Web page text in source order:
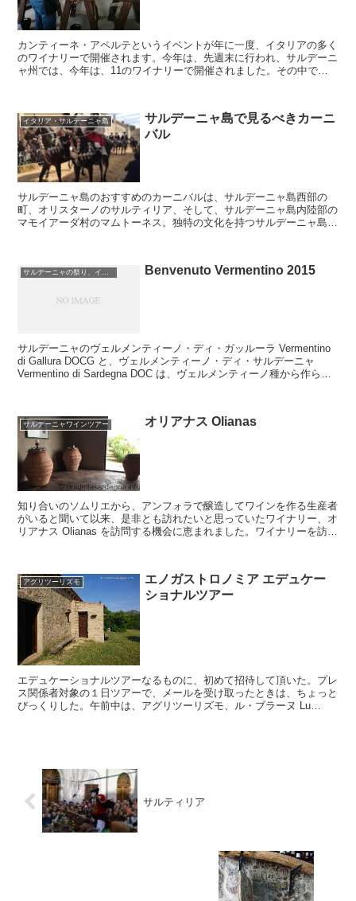
カンティーネ・アペルテというイベントが年に一度、イタリアの多く
のワイナリーで開催されます。今年は、先週末に行われ、サルデーニ
ャ州では、今年は、11のワイナリーで開催されました。その中で、
イタリア・サルデーニャ島
サルデーニャ島で見るべきカーニ
バル
サルデーニャ島のおすすめのカーニバルは、サルデーニャ島西部の
町、オリスターノのサルティリア、そして、サルデーニャ島内陸部の
マモイアーダ村のマムトーネス。独特の文化を持つサルデーニャ島の
サルデーニャの祭り、イベント Benvenuto Vermentino 2015
サルデーニャのヴェルメンティーノ・ディ・ガッルーラ Vermentino
di Gallura DOCG と、ヴェルメンティーノ・ディ・サルデーニャ
Vermentino di Sardegna DOC は、ヴェルメンティーノ種から作られ
サルデーニャワインツアー オリアナス Olianas
知り合いのソムリエから、アンフォラで醸造してワインを作る生産者
がいると聞いて以来、是非とも訪れたいと思っていたワイナリー、オ
リアナス Olianas を訪問する機会に恵まれました。ワイナリーを訪れ
アグリツーリズモ
エノガストロノミア エデュケー
ショナルツアー
エデュケーショナルツアーなるものに、初めて招待して頂いた。プレ
ス関係者対象の１日ツアーで、メールを受け取ったときは、ちょっと
びっくりした。午前中は、アグリツーリズモ、ル・ブラーヌ Lu
サルティリア